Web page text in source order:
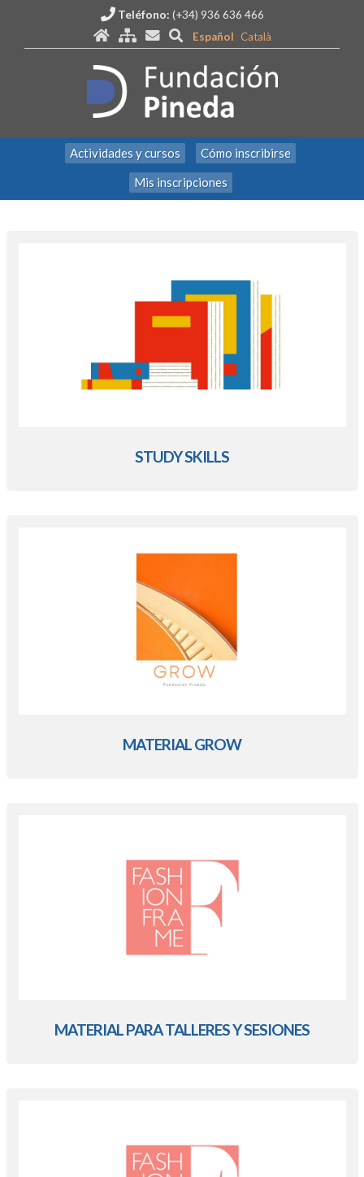
Teléfono: (+34) 936 636 466
Español
Català
Actividades y cursos
Cómo inscribirse
Mis inscripciones
STUDY SKILLS
MATERIAL GROW
MATERIAL PARA TALLERES Y SESIONES